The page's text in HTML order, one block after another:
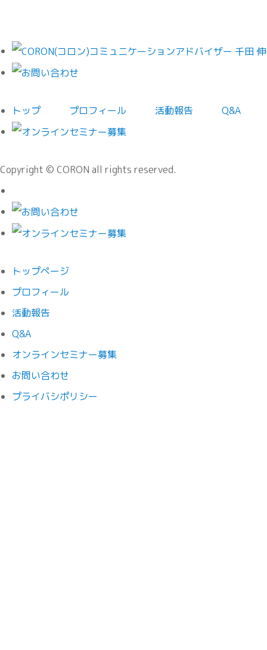
トップ プロフィール 活動報告 Q&A
Copyright © CORON all rights reserved.
トップページ
プロフィール
活動報告
Q&A
オンラインセミナー募集
お問い合わせ
プライバシポリシー